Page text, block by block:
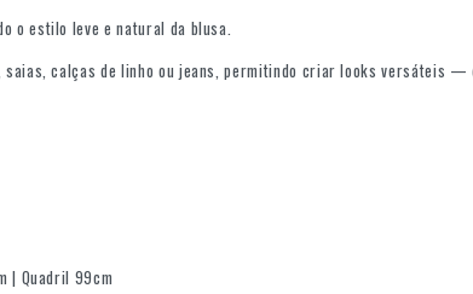
o estilo leve e natural da blusa.
calças de linho ou jeans, permitindo criar looks versáteis
| Quadril 99cm